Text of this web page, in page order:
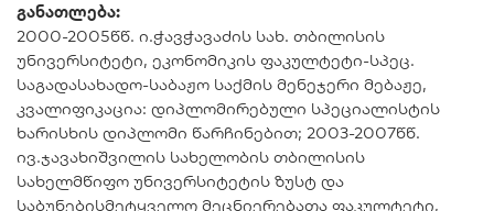
განათლება:
2000-2005წწ. ი.ჭავჭავაძის სახ. თბილისის
უნივერსიტეტი, ეკონომიკის ფაკულტეტი-სპეც.
საგადასახადო-საბაჟო საქმის მენეჯერი მებაჟე,
კვალიფიკაცია: დიპლომირებული სპეციალისტის
ხარისხის დიპლომი წარჩინებით; 2003-2007წწ.
ივ.ჯავახიშვილის სახელობის თბილისის
სახელმწიფო უნივერსიტეტის ზუსტ და
საბუნებისმეტყველო მეცნიერებათა ფაკულტეტი,